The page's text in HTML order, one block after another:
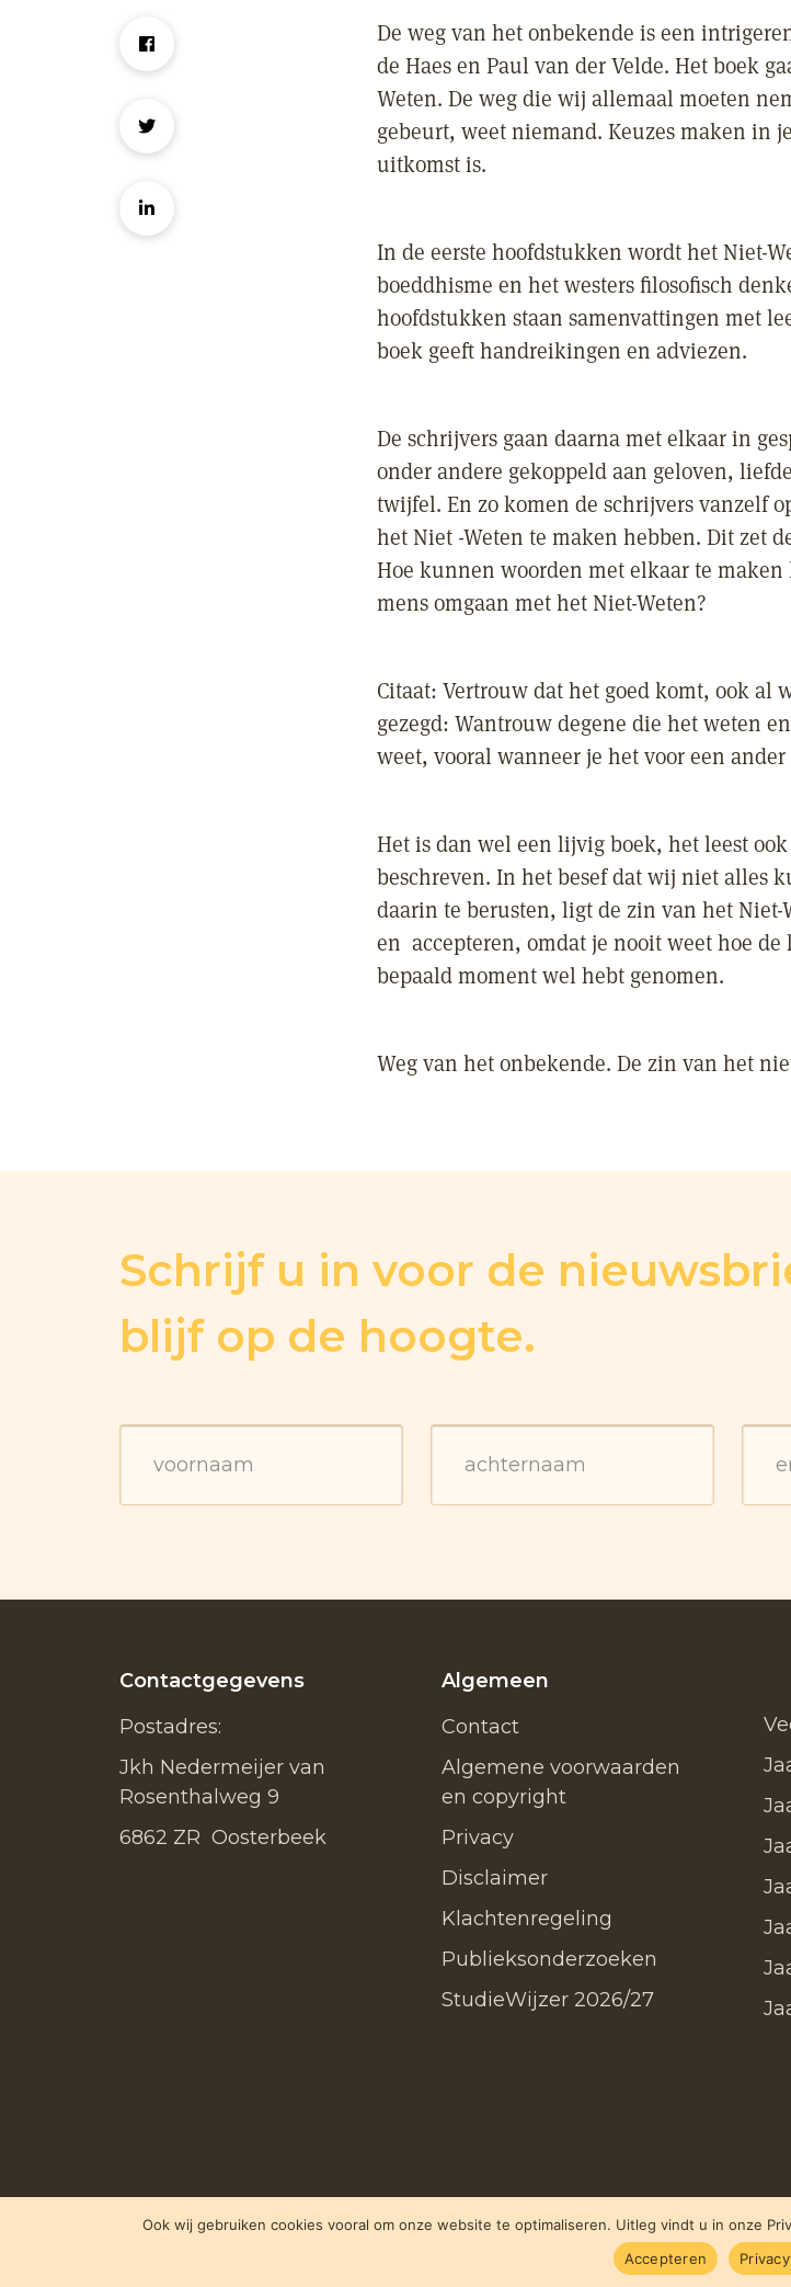
De weg van het onbekende is een
de Haes en Paul van der Velde. Het boek
Weten. De weg die wij allemaal moeten
gebeurt, weet niemand. Keuzes maken in
uitkomst is.
In de eerste hoofdstukken wordt het Niet-
boeddhisme en het westers filosofisch
hoofdstukken staan samenvattingen met
boek geeft handreikingen en adviezen.
De schrijvers gaan daarna met elkaar in
onder andere gekoppeld aan geloven,
twijfel. En zo komen de schrijvers vanzelf
het Niet -Weten te maken hebben. Dit zet
Hoe kunnen woorden met elkaar te
mens omgaan met het Niet-Weten?
Citaat: Vertrouw dat het goed komt, ook al
gezegd: Wantrouw degene die het weten
weet, vooral wanneer je het voor een ander
Het is dan wel een lijvig boek, het leest
beschreven. In het besef dat wij niet alles
daarin te berusten, ligt de zin van het Niet-
en accepteren, omdat je nooit weet hoe
bepaald moment wel hebt genomen.
Weg van het onbekende. De zin van het
Schrijf u in voor de
blijf op de hoogte.
Contactgegevens
Postadres:
Jkh Nedermeijer van
Rosenthalweg 9
6862 ZR Oosterbeek
Algemeen
Contact
Algemene voorwaarden
en copyright
Privacy
Disclaimer
Klachtenregeling
Publieksonderzoeken
StudieWijzer 2026/27
Ook wij gebruiken cookies vooral om onze website te optimaliseren. Uitleg vindt u in onze
Accepteren